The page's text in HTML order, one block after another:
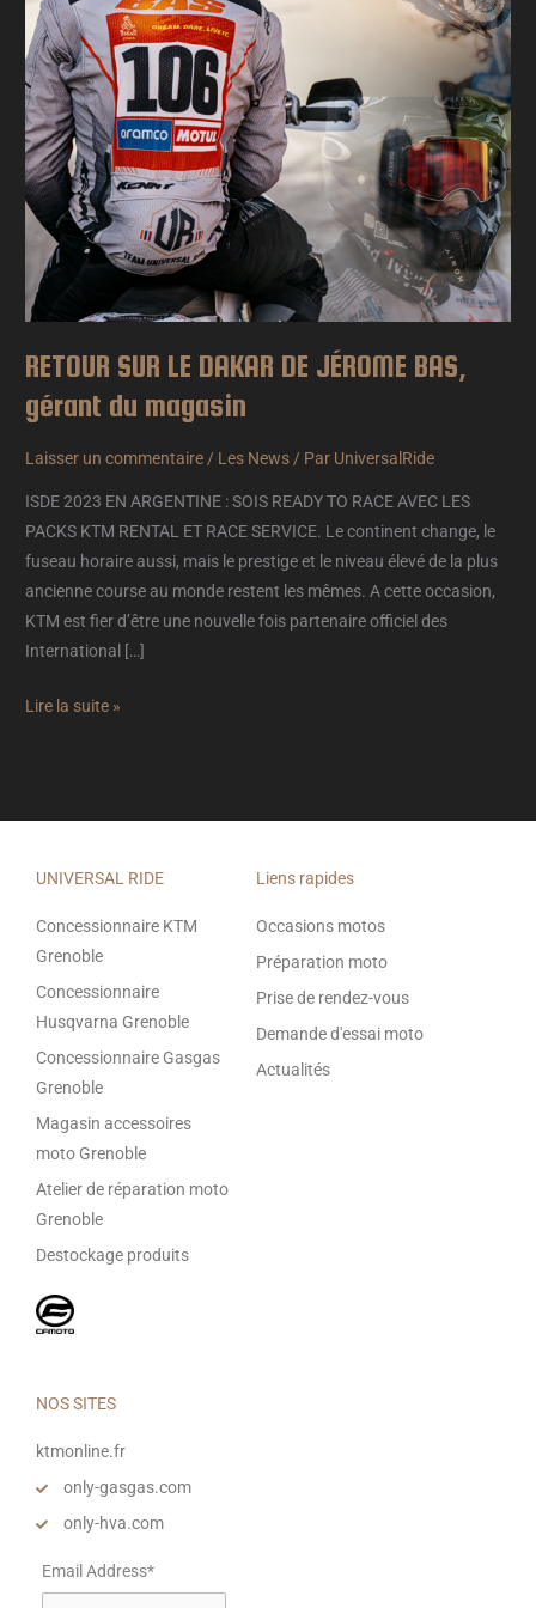
RETOUR SUR LE DAKAR DE JÉROME BAS,
gérant du magasin
Laisser un commentaire/ Les News/ Par UniversalRide
ISDE 2023 EN ARGENTINE : SOIS READY TO RACE AVEC LES
PACKS KTM RENTAL ET RACE SERVICE. Le continent change, le
fuseau horaire aussi, mais le prestige et le niveau élevé de la plus
ancienne course au monde restent les mêmes. A cette occasion,
KTM est fier d’être une nouvelle fois partenaire officiel des
International […]
BAS,
gérant
du
magasin
Lire la suite »
UNIVERSAL RIDE
Concessionnaire KTM
Grenoble
Concessionnaire
Husqvarna Grenoble
Concessionnaire Gasgas
Grenoble
Magasin accessoires
moto Grenoble
Atelier de réparation moto
Grenoble
Destockage produits
Liens rapides
Occasions motos
Préparation moto
Prise de rendez-vous
Demande d'essai moto
Actualités
NOS SITES
ktmonline.fr
only-gasgas.com
only-hva.com
Email Address*